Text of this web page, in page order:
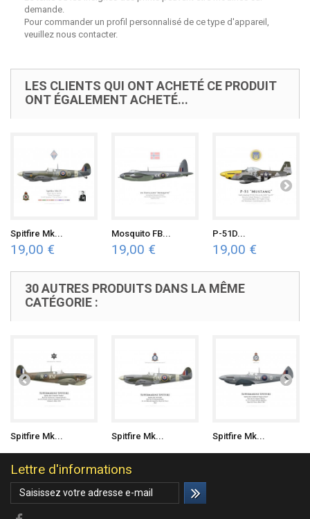
demande.
Pour commander un profil personnalisé de ce type d'appareil,
veuillez nous contacter.
LES CLIENTS QUI ONT ACHETÉ CE PRODUIT
ONT ÉGALEMENT ACHETÉ...
Spitfire Mk...
19,00 €
Mosquito FB...
19,00 €
P-51D...
19,00 €
30 AUTRES PRODUITS DANS LA MÊME
CATÉGORIE :
Spitfire Mk... Spitfire Mk... Spitfire Mk...
Lettre d'informations